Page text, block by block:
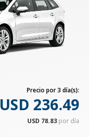
Precio por 3 día(s):
USD 236.49
USD 78.83 por día